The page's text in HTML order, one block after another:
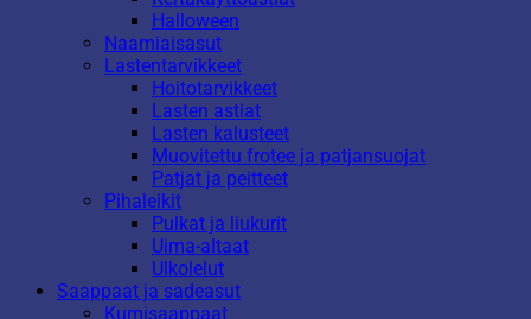
Halloween
Naamiaisasut
Lastentarvikkeet
Hoitotarvikkeet
Lasten astiat
Lasten kalusteet
Muovitettu frotee ja patjansuojat
Patjat ja peitteet
Pihaleikit
Pulkat ja liukurit
Uima-altaat
Ulkolelut
Saappaat ja sadeasut
Kumisaappaat